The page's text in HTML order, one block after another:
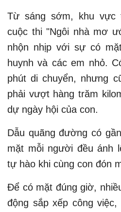
Từ sáng sớm, khu vực
cuộc thi "Ngôi nhà mơ
nhộn nhịp với sự có
huynh và các em nhỏ.
phút di chuyển, nhưng
phải vượt hàng trăm
dự ngày hội của con.
Dẫu quãng đường có
mặt mỗi người đều ánh
tự hào khi cùng con đón
Để có mặt đúng giờ,
động sắp xếp công